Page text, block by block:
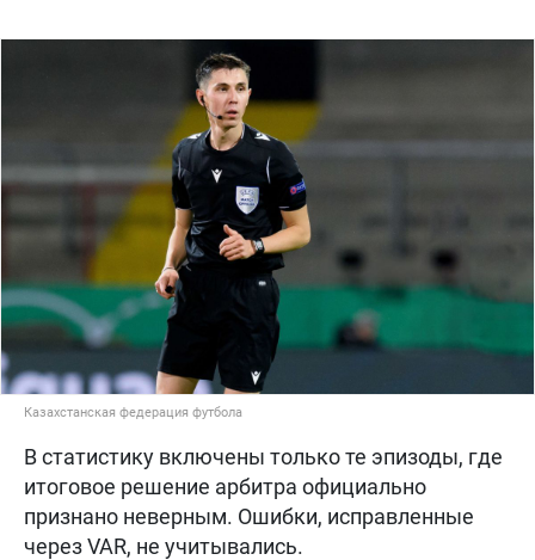
Казахстанская федерация футбола
В статистику включены только те эпизоды, где
итоговое решение арбитра официально
признано неверным. Ошибки, исправленные
через VAR, не учитывались.